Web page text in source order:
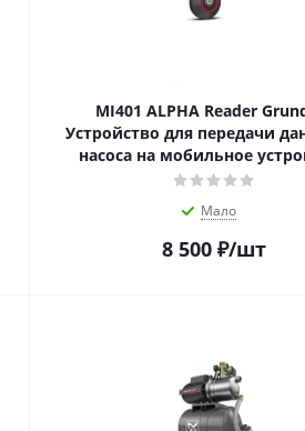
MI401 ALPHA Reader
Устройство для передачи
насоса на мобильное
Мало
8 500 ₽/шт